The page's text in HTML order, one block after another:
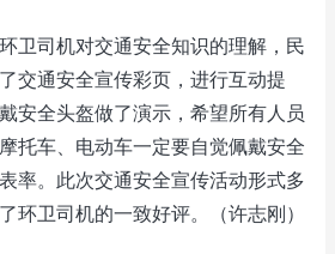
司机对交通安全知识的理解，民
交通安全宣传彩页，进行互动提
安全头盔做了演示，希望所有人员
托车、电动车一定要自觉佩戴安全
率。此次交通安全宣传活动形式多
环卫司机的一致好评。（许志刚）